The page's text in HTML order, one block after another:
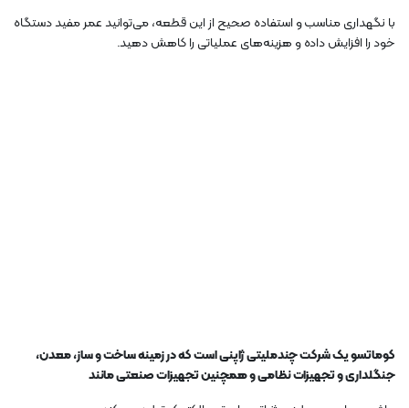
با نگهداری مناسب و استفاده صحیح از این قطعه، می‌توانید عمر مفید دستگاه
خود را افزایش داده و هزینه‌های عملیاتی را کاهش دهید.
کوماتسو یک شرکت چندملیتی ژاپنی است که در زمینه ساخت و ساز، معدن،
جنگلداری و تجهیزات نظامی و همچنین تجهیزات صنعتی مانند